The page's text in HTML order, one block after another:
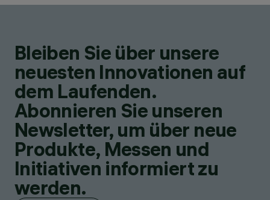
Bleiben Sie über unsere
neuesten Innovationen auf
dem Laufenden.
Abonnieren Sie unseren
Newsletter, um über neue
Produkte, Messen und
Initiativen informiert zu
werden.